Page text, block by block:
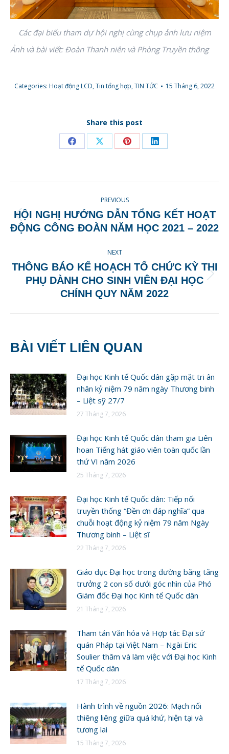
Các đại biểu tham dự hội nghị cùng chụp ảnh lưu niệm
Ảnh và bài viết: Đoàn Thanh niên và Phòng Truyền thông
Categories: Hoạt động LCD,Tin tổng hợp,TIN TỨC 15 Tháng 6, 2022
Share this post
Share Share Share Share
NAVIGATION
PREVIOUS
Previous
post:
HỘI NGHỊ HƯỚNG DẪN TỔNG KẾT HOẠT
ĐỘNG CÔNG ĐOÀN NĂM HỌC 2021 – 2022
NEXT
Next
post:
THÔNG BÁO KẾ HOẠCH TỔ CHỨC KỲ THI
PHỤ DÀNH CHO SINH VIÊN ĐẠI HỌC
CHÍNH QUY NĂM 2022
BÀI VIẾT LIÊN QUAN
Đại học Kinh tế Quốc dân gặp mặt tri ân
nhân kỷ niệm 79 năm ngày Thương binh
– Liệt sỹ 27/7
27 Tháng 7, 2026
Đại học Kinh tế Quốc dân tham gia Liên
hoan Tiếng hát giáo viên toàn quốc lần
thứ VI năm 2026
25 Tháng 7, 2026
Đại học Kinh tế Quốc dân: Tiếp nối
truyền thống “Đền ơn đáp nghĩa” qua
chuỗi hoạt động kỷ niệm 79 năm Ngày
Thương binh – Liệt sĩ
22 Tháng 7, 2026
Giáo dục Đại học trong đường băng tăng
trưởng 2 con số dưới góc nhìn của Phó
Giám đốc Đại học Kinh tế Quốc dân
21 Tháng 7, 2026
Tham tán Văn hóa và Hợp tác Đại sứ
quán Pháp tại Việt Nam – Ngài Eric
Soulier thăm và làm việc với Đại học Kinh
tế Quốc dân
17 Tháng 7, 2026
Hành trình về nguồn 2026: Mạch nối
thiêng liêng giữa quá khứ, hiện tại và
tương lai
15 Tháng 7, 2026